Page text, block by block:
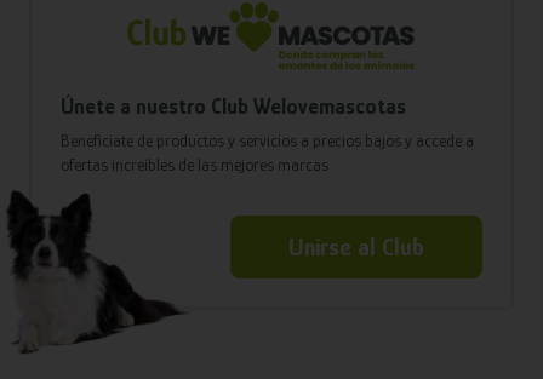
Únete a nuestro Club Welovemascotas
Benefíciate de productos y servicios a precios bajos y accede a
ofertas increíbles de las mejores marcas
Unirse al Club